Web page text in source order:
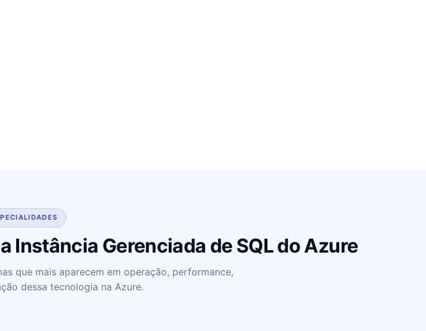
Gerenciada de SQL do Azure
que mais aparecem em operação, performance,
dessa tecnologia na Azure.